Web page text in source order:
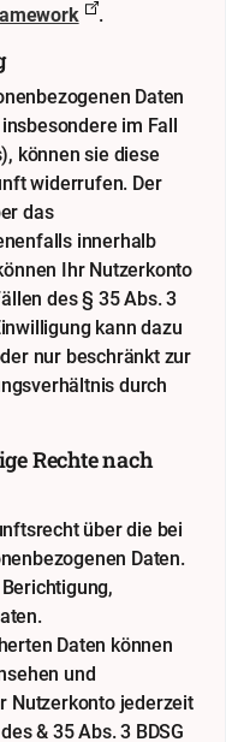
.
Daten
im Fall
können sie diese
widerrufen. Der
das
innerhalb
Ihr Nutzerkonto
des § 35 Abs. 3
kann dazu
nur beschränkt zur
durch
Rechte nach
über die bei
Daten.
Daten können
und
Nutzerkonto jederzeit
& 35 Abs. 3 BDSG